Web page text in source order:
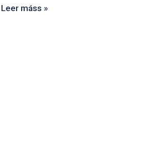
Leer máss »